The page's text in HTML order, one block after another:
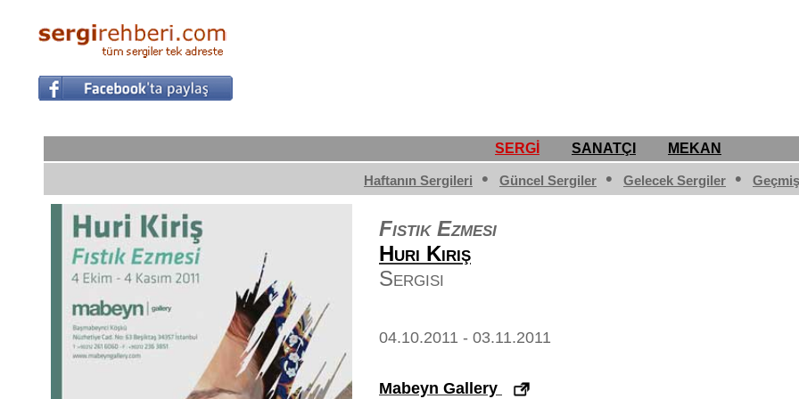
SERGİ SANATÇI MEKAN
Haftanın Sergileri • Güncel Sergiler • Gelecek Sergiler •
Fıstık Ezmesi
Huri Kiriş
Sergisi
04.10.2011 - 03.11.2011
Mabeyn Gallery